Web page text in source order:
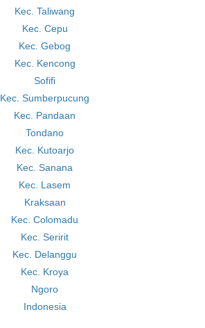
Kec. Taliwang
Kec. Cepu
Kec. Gebog
Kec. Kencong
Sofifi
Kec. Sumberpucung
Kec. Pandaan
Tondano
Kec. Kutoarjo
Kec. Sanana
Kec. Lasem
Kraksaan
Kec. Colomadu
Kec. Seririt
Kec. Delanggu
Kec. Kroya
Ngoro
Indonesia